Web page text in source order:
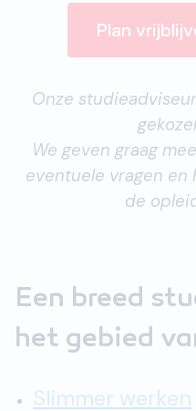
Plan
Onze
We geven graag
eventuele vragen
de
Een breed
het gebied
Slimmer werken